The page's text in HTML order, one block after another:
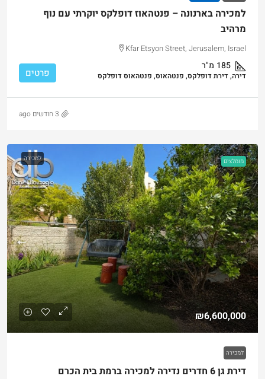
למכירה בארנונה – פנטהאוז דופלקס יוקרתי עם נוף
מרהיב
Kfar Etsyon Street, Jerusalem, Israel
185 מ"ר
דירה, דירת דופלקס, פנטהאוס, פנטהאוס דופלקס פרטים
3 חודשים ago
מומלצים למכירה
₪6,600,000
למכירה
דירת גן 6 חדרים נדירה למכירה ברמת בית הכרם